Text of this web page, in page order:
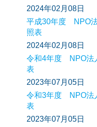
2024年02月08日
平成30年度 NPO
照表
2024年02月08日
令和4年度 NPO法
表
2023年07月05日
令和3年度 NPO法
表
2023年07月05日